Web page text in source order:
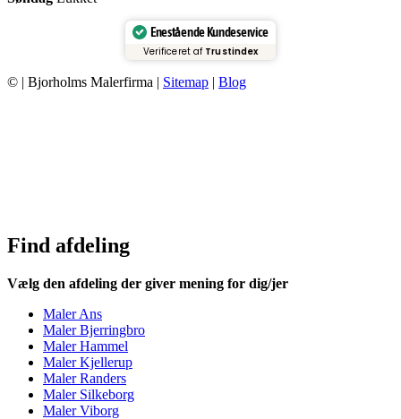
Enestående Kundeservice
Verificeret af Trustindex
© | Bjorholms Malerfirma | Sitemap | Blog
Find afdeling
Vælg den afdeling der giver mening for dig/jer
Maler Ans
Maler Bjerringbro
Maler Hammel
Maler Kjellerup
Maler Randers
Maler Silkeborg
Maler Viborg